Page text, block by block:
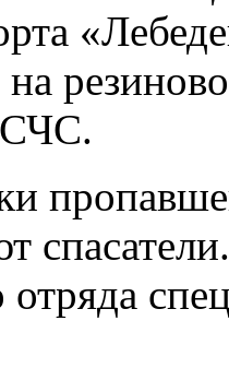
отряда